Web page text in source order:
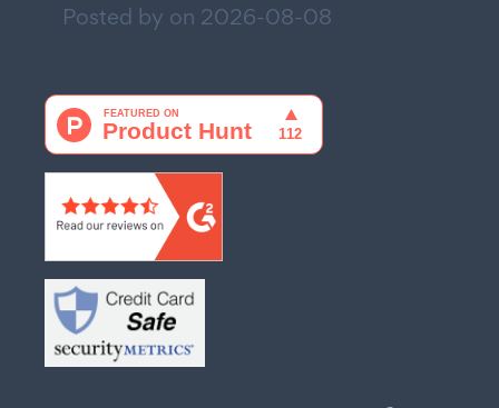
Posted by on 2026-08-08